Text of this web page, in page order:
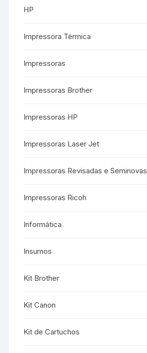
HP
Impressora Térmica
Impressoras
Impressoras Brother
Impressoras HP
Impressoras Laser Jet
Impressoras Revisadas e Seminovas
Impressoras Ricoh
Informática
Insumos
Kit Brother
Kit Canon
Kit de Cartuchos